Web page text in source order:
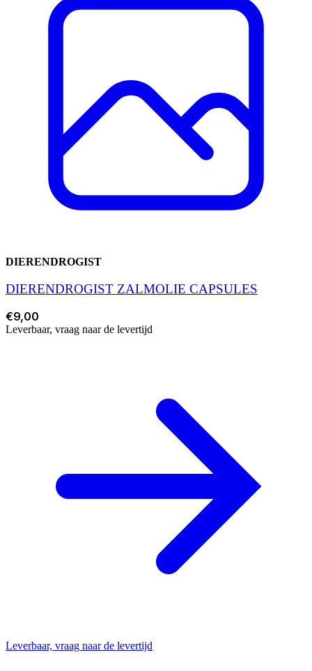
DIERENDROGIST
DIERENDROGIST ZALMOLIE CAPSULES
€9,00
Leverbaar, vraag naar de levertijd
Leverbaar, vraag naar de levertijd